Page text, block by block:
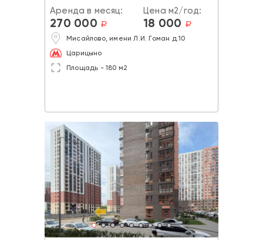
Аренда в месяц:
270 000 a
Цена м2/год:
18 000 a
Мисайлово, имени Л.И. Гоман д.10
Царицыно
Площадь - 180 м2